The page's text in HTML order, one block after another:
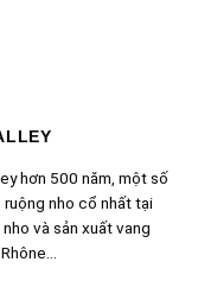
hơn 500 năm, một số
nho cổ nhất tại
và sản xuất vang